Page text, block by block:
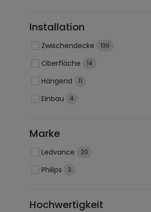
Installation
Zwischendecke 136
Oberfläche 14
Hängend 11
Einbau 4
Marke
Ledvance 20
Philips 3
Hochwertigkeit